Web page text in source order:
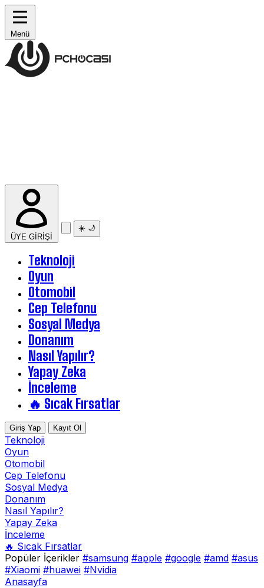
Menü
ÜYE GİRİŞİ
☀️ 🌙
Teknoloji
Oyun
Otomobil
Cep Telefonu
Sosyal Medya
Donanım
Nasıl Yapılır?
Yapay Zeka
İnceleme
🔥 Sıcak Fırsatlar
Giriş Yap Kayıt Ol
Teknoloji
Oyun
Otomobil
Cep Telefonu
Sosyal Medya
Donanım
Nasıl Yapılır?
Yapay Zeka
İnceleme
🔥 Sıcak Fırsatlar
Popüler İçerikler #samsung #apple #google #amd #asus
#Xiaomi #huawei #Nvidia
Anasayfa